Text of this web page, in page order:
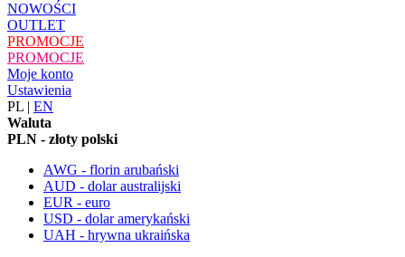
NOWOŚCI
OUTLET
PROMOCJE
PROMOCJE
Moje konto
Ustawienia
PL | EN
Waluta
PLN - złoty polski
AWG - florin arubański
AUD - dolar australijski
EUR - euro
USD - dolar amerykański
UAH - hrywna ukraińska